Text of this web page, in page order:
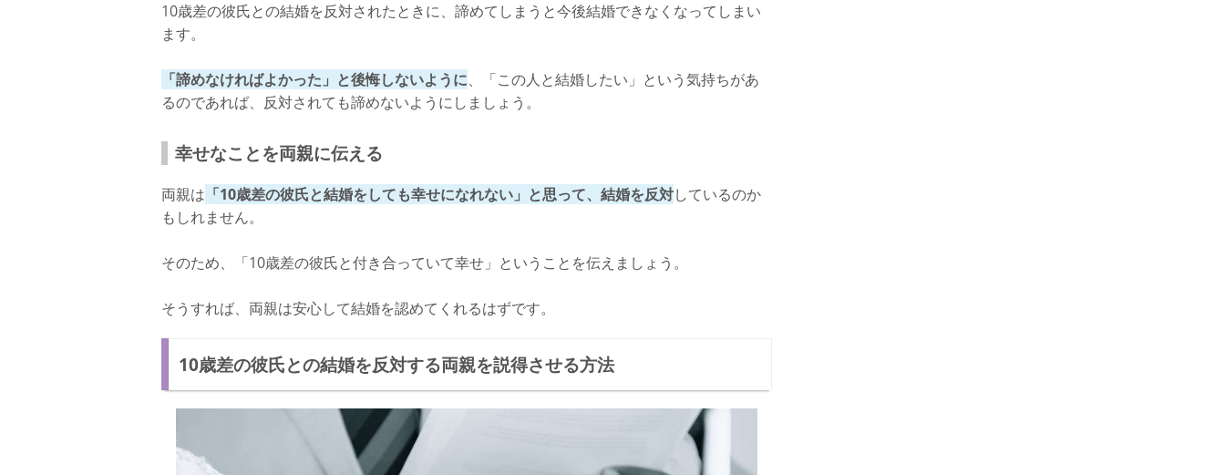
10歳差の彼氏との結婚を反対されたときに、諦めてしまうと今後結婚できなくなってしまい
ます。
「諦めなければよかった」と後悔しないように、「この人と結婚したい」という気持ちがあ
るのであれば、反対されても諦めないようにしましょう。
幸せなことを両親に伝える
両親は 「10歳差の彼氏と結婚をしても幸せになれない」と思って、結婚を反対しているのか
もしれません。
そのため、「10歳差の彼氏と付き合っていて幸せ」ということを伝えましょう。
そうすれば、両親は安心して結婚を認めてくれるはずです。
10歳差の彼氏との結婚を反対する両親を説得させる方法